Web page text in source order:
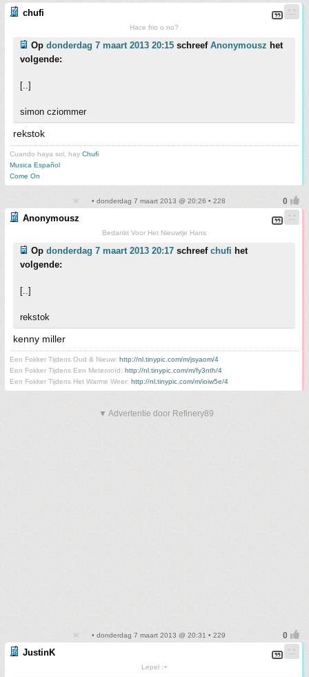
chufi
Hace frio o no?
Op donderdag 7 maart 2013 20:15 schreef Anonymousz het
volgende:
[..]
simon cziommer
rekstok
Cuando haya sol, hay Chufi
Musica Español
Come On
• donderdag 7 maart 2013 @ 20:26 • 228
Anonymousz
Bedankt Voor Het Nieuwtje Hans
Op donderdag 7 maart 2013 20:17 schreef chufi het
volgende:
[..]
rekstok
kenny miller
Een Fokker Tijdens Oud & Nieuw: http://nl.tinypic.com/m/jsyaom/4
Een Fokker Tijdens Een Meteoroïd: http://nl.tinypic.com/m/fy3nth/4
Een Fokker Tijdens Het Warme Weer: http://nl.tinypic.com/m/ioiw5e/4
▼ Advertentie door Refinery89
• donderdag 7 maart 2013 @ 20:31 • 229
JustinK
Lepel :+